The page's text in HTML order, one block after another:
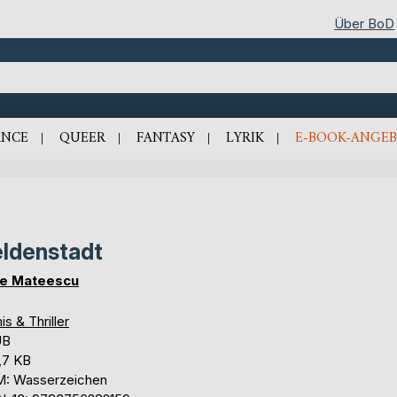
Über BoD
QUEER FANTASY LYRIK E-BOOK-
Mateescu
& Thriller
KB
Wasserzeichen